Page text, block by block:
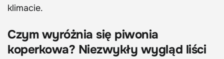
klimacie.
Czym wyróżnia się piwonia
koperkowa? Niezwykły wygląd liści